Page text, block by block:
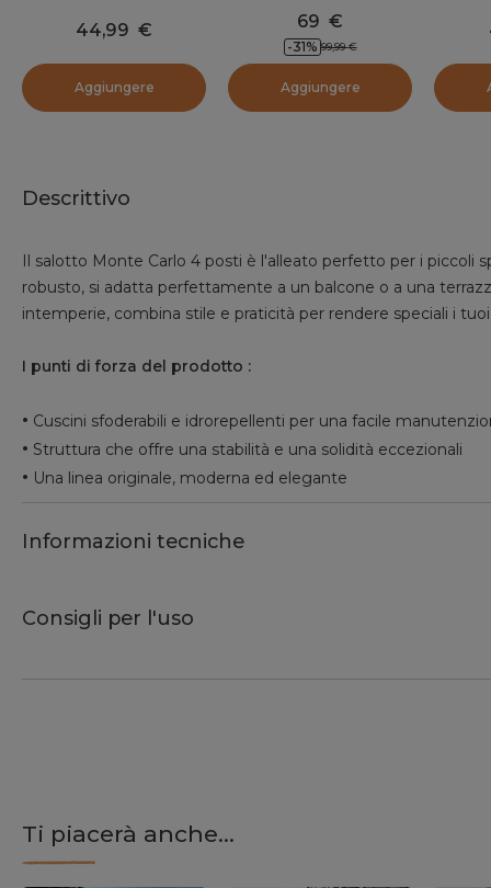
44,99 €
Aggiungere
Murano Bianco e
tortora
69 €
-31% 99,99 €
Aggiungere
Descrittivo
Il salotto Monte Carlo 4 posti è l'alleato perfetto per i piccoli
robusto, si adatta perfettamente a un balcone o a una
intemperie, combina stile e praticità per rendere speciali i
I punti di forza del prodotto :
• Cuscini sfoderabili e idrorepellenti per una facile
• Struttura che offre una stabilità e una solidità eccezionali
• Una linea originale, moderna ed elegante
Informazioni tecniche
Consigli per l'uso
Ti piacerà anche...